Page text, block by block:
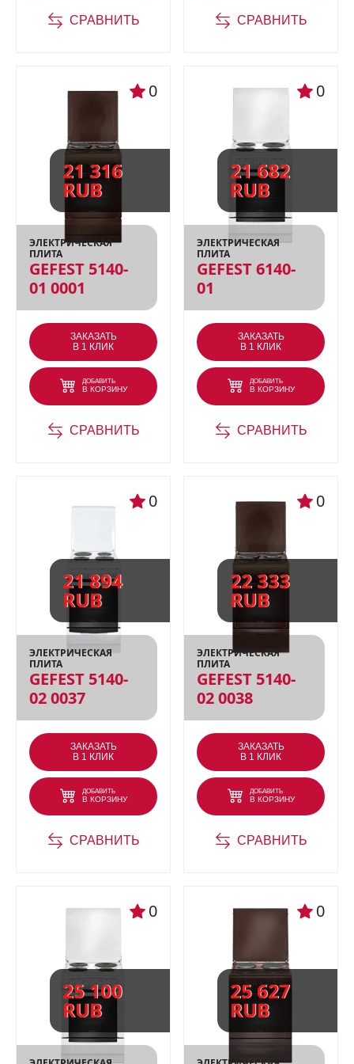
СРАВНИТЬ СРАВНИТЬ
21 316
RUB
ЭЛЕКТРИЧЕСКАЯ
ПЛИТА
GEFEST 5140-
01 0001
0
ЗАКАЗАТЬ
В 1 КЛИК
ДОБАВИТЬ
В КОРЗИНУ
СРАВНИТЬ
21 682
RUB
ЭЛЕКТРИЧЕСКАЯ
ПЛИТА
GEFEST 6140-
01
0
ЗАКАЗАТЬ
В 1 КЛИК
ДОБАВИТЬ
В КОРЗИНУ
СРАВНИТЬ
21 894
RUB
ЭЛЕКТРИЧЕСКАЯ
ПЛИТА
GEFEST 5140-
02 0037
0
ЗАКАЗАТЬ
В 1 КЛИК
ДОБАВИТЬ
В КОРЗИНУ
СРАВНИТЬ
22 333
RUB
ЭЛЕКТРИЧЕСКАЯ
ПЛИТА
GEFEST 5140-
02 0038
0
ЗАКАЗАТЬ
В 1 КЛИК
ДОБАВИТЬ
В КОРЗИНУ
СРАВНИТЬ
25 100
RUB
0
25 627
RUB
0